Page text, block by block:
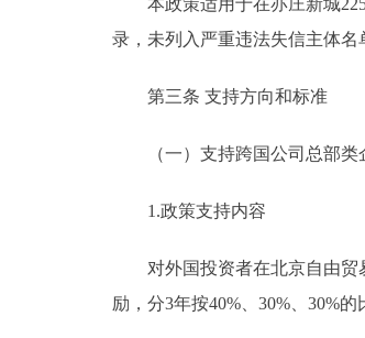
本政策适用于在亦庄新城225
录，未列入严重违法失信主体名
第三条 支持方向和标准
（一）支持跨国公司总部类
1.政策支持内容
对外国投资者在北京自由贸易
励，分3年按40%、30%、30%的